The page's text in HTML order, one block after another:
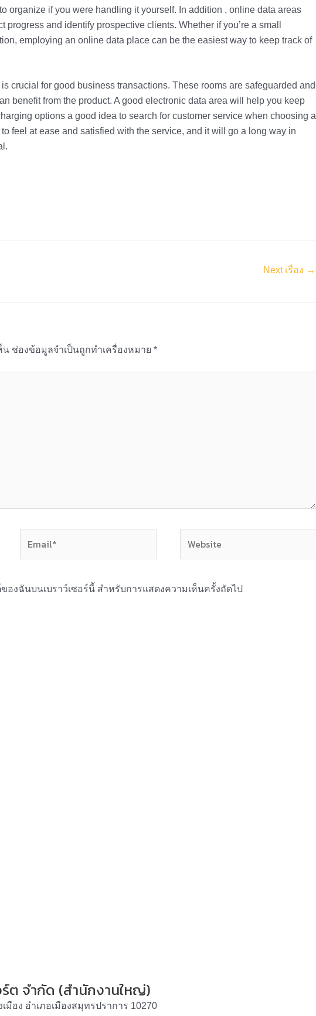
organize if you were handling it yourself. In addition , online data areas
and identify prospective clients. Whether if you’re a small
employing an online data place can be the easiest way to keep track of
crucial for good business transactions. These rooms are safeguarded and
benefit from the product. A good electronic data area will help you keep
options a good idea to search for customer service when choosing a
feel at ease and satisfied with the service, and it will go a long way in
Next เรื่อง →
น ช่องข้อมูลจำเป็นถูกทำเครื่องหมาย *
องฉันบนเบราว์เซอร์นี้ สำหรับการแสดงความเห็นครั้งถัดไป
ต จำกัด (สำนักงานใหญ่)
อง อำเภอเมืองสมุทรปราการ 10270